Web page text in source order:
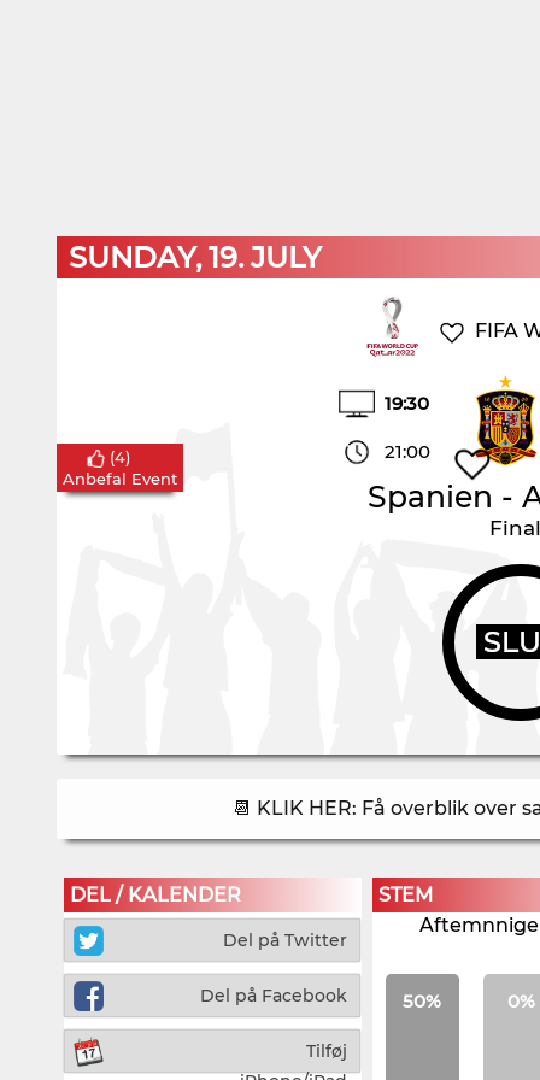
SUNDAY, 19. JULY
FIFA
19:30
21:00
Spanien -
(4)
Anbefal Event
📆 KLIK HER: Få overblik over
DEL / KALENDER
Del på Twitter
Del på Facebook
Tilføj
STEM
50% 0%